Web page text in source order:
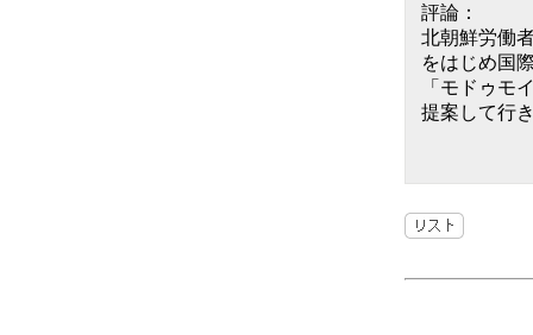
評論：
北朝鮮労働
をはじめ国
「モドゥモ
提案して行